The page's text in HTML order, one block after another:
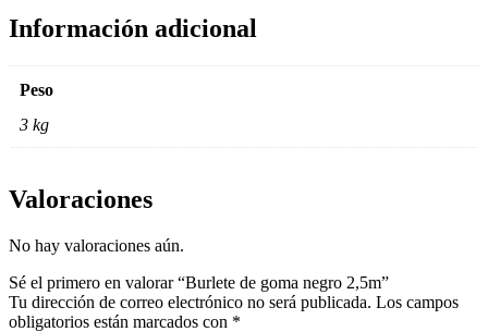
Información adicional
Peso
3 kg
Valoraciones
No hay valoraciones aún.
Sé el primero en valorar “Burlete de goma negro 2,5m”
Tu dirección de correo electrónico no será publicada. Los campos
obligatorios están marcados con *